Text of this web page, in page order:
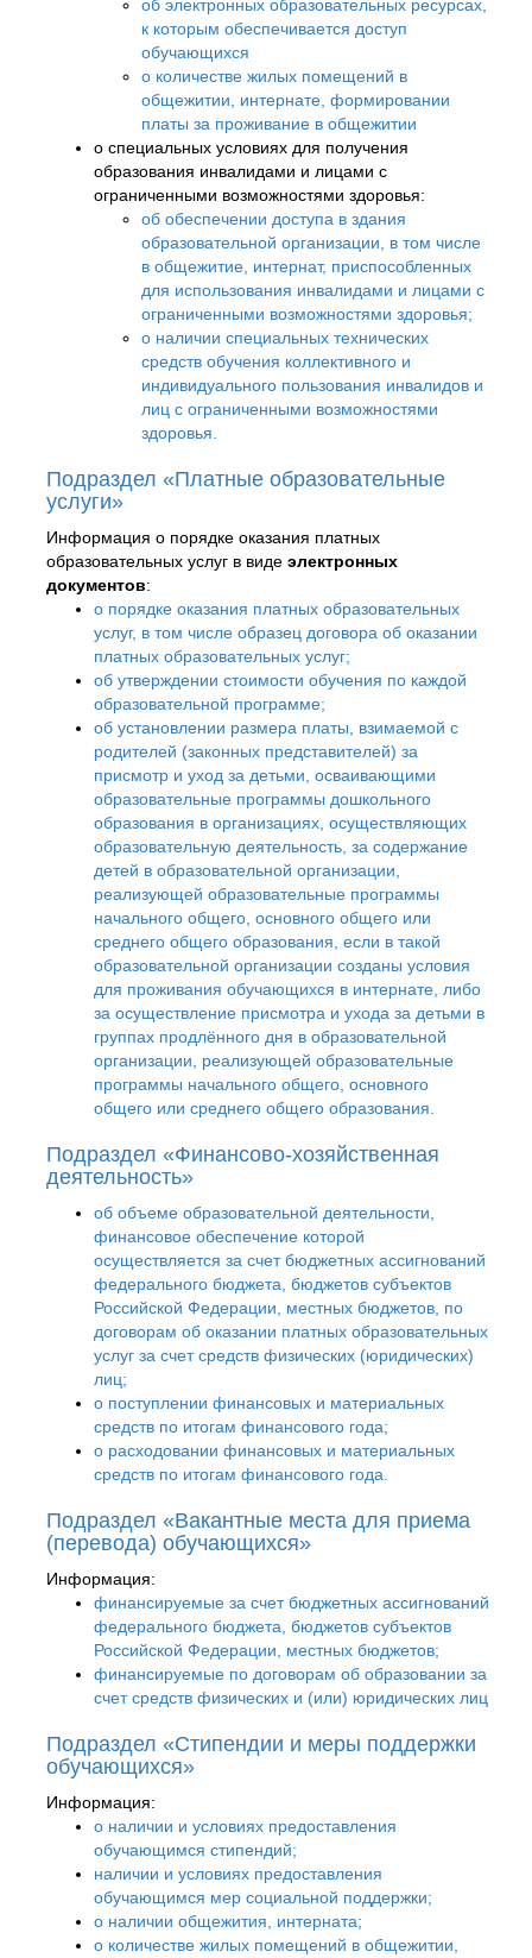
об электронных образовательных ресурсах,
к которым обеспечивается доступ
обучающихся
о количестве жилых помещений в
общежитии, интернате, формировании
платы за проживание в общежитии
о специальных условиях для получения
образования инвалидами и лицами с
ограниченными возможностями здоровья:
об обеспечении доступа в здания
образовательной организации, в том числе
в общежитие, интернат, приспособленных
для использования инвалидами и лицами с
ограниченными возможностями здоровья;
о наличии специальных технических
средств обучения коллективного и
индивидуального пользования инвалидов и
лиц с ограниченными возможностями
здоровья.
Подраздел «Платные образовательные
услуги»
Информация о порядке оказания платных
образовательных услуг в виде электронных
документов:
о порядке оказания платных образовательных
услуг, в том числе образец договора об оказании
платных образовательных услуг;
об утверждении стоимости обучения по каждой
образовательной программе;
об установлении размера платы, взимаемой с
родителей (законных представителей) за
присмотр и уход за детьми, осваивающими
образовательные программы дошкольного
образования в организациях, осуществляющих
образовательную деятельность, за содержание
детей в образовательной организации,
реализующей образовательные программы
начального общего, основного общего или
среднего общего образования, если в такой
образовательной организации созданы условия
для проживания обучающихся в интернате, либо
за осуществление присмотра и ухода за детьми в
группах продлённого дня в образовательной
организации, реализующей образовательные
программы начального общего, основного
общего или среднего общего образования.
Подраздел «Финансово-хозяйственная
деятельность»
об объеме образовательной деятельности,
финансовое обеспечение которой
осуществляется за счет бюджетных ассигнований
федерального бюджета, бюджетов субъектов
Российской Федерации, местных бюджетов, по
договорам об оказании платных образовательных
услуг за счет средств физических (юридических)
лиц;
о поступлении финансовых и материальных
средств по итогам финансового года;
о расходовании финансовых и материальных
средств по итогам финансового года.
Подраздел «Вакантные места для приема
(перевода) обучающихся»
Информация:
финансируемые за счет бюджетных ассигнований
федерального бюджета, бюджетов субъектов
Российской Федерации, местных бюджетов;
финансируемые по договорам об образовании за
счет средств физических и (или) юридических лиц
Подраздел «Стипендии и меры поддержки
обучающихся»
Информация:
о наличии и условиях предоставления
обучающимся стипендий;
наличии и условиях предоставления
обучающимся мер социальной поддержки;
о наличии общежития, интерната;
о количестве жилых помещений в общежитии,